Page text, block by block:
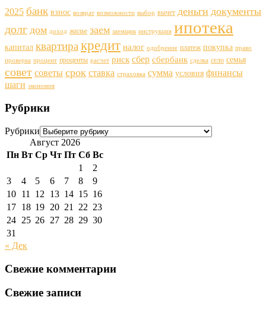
2025 банк взнос возврат возможности выбор вычет деньги документы
долг дом доход жилье заем заемщик инструкция ипотека
капитал квартира кредит налог одобрение платеж покупка право
проверка процент проценты расчет риск сбер сбербанк сделка село семья
совет советы срок ставка страховка сумма условия финансы
шаги экономия
Рубрики
Рубрики
Август 2026
Пн Вт Ср Чт Пт Сб Вс
1
2
3
4 5 6 7 8
9
10 11 12 13 14 15 16
17 18 19 20 21 22 23
24 25 26 27 28 29 30
31
« Дек
Свежие комментарии
Свежие записи